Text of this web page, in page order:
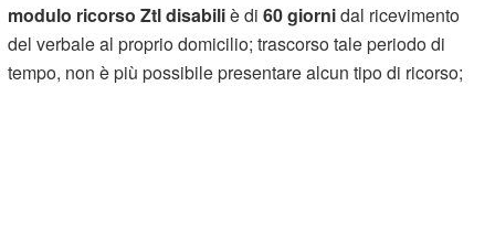
modulo ricorso Ztl disabiliè di60 giornidal ricevimento
del verbale al proprio domicilio; trascorso tale periodo di
tempo, non è più possibile presentare alcun tipo di ricorso;